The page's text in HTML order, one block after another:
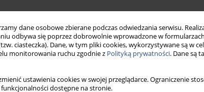
dane osobowe zbierane podczas odwiedzania serwisu.
odbywa się poprzez dobrowolnie wprowadzone w
ciasteczka). Dane, w tym pliki cookies, wykorzystywane są w
monitorowania ruchu zgodnie z Polityką prywatności. Dane są
ustawienia cookies w swojej przeglądarce. Ograniczenie
dostępne na stronie.